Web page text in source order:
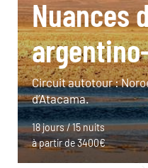
Nuances
Circuit autotour :
d’Atacama.
18 jours / 15 nuits
à partir de 3400€